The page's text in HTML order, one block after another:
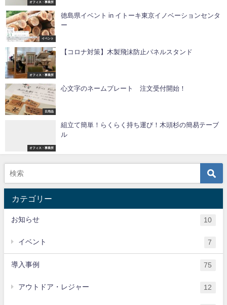
オフィス・事業所
イベント
徳島県イベント in イトーキ東京イノベーションセンタ
ー
オフィス・事業所
【コロナ対策】木製飛沫防止パネルスタンド
日用品
心文字のネームプレート 注文受付開始！
オフィス・事業所
組立て簡単！らくらく持ち運び！木頭杉の簡易テーブ
ル
カテゴリー
お知らせ 10
イベント 7
導入事例 75
アウトドア・レジャー 12